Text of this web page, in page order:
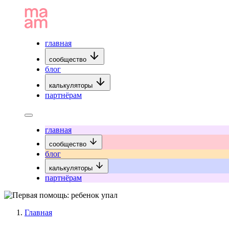
главная
сообщество
блог
калькуляторы
партнёрам
главная
сообщество
блог
калькуляторы
партнёрам
Главная